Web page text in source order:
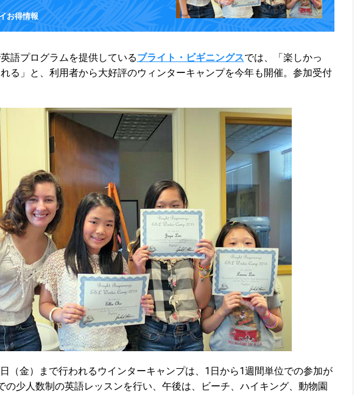
お得情報
語プログラムを提供しているブライト・ビギニングスでは、「楽しかっ
る」と、利用者から大好評のウィンターキャンプを今年も開催。参加受付
（金）まで行われるウインターキャンプは、1日から1週間単位での参加が
の少人数制の英語レッスンを行い、午後は、ビーチ、ハイキング、動物園